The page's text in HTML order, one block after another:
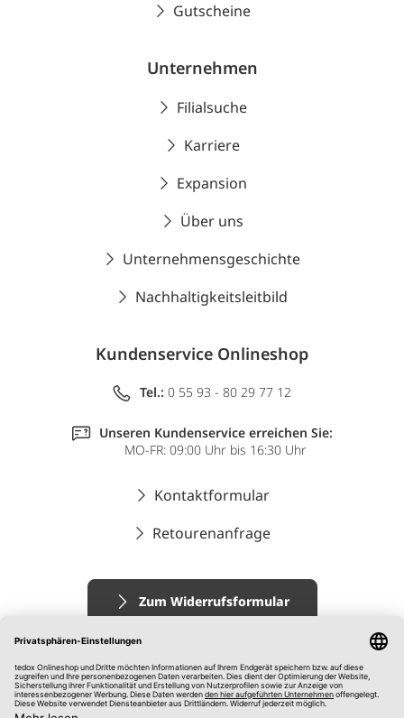
Gutscheine
Unternehmen
Filialsuche
Karriere
Expansion
Über uns
Unternehmensgeschichte
Nachhaltigkeitsleitbild
Kundenservice Onlineshop
Tel.: 0 55 93 - 80 29 77 12
Unseren Kundenservice erreichen Sie:
MO-FR: 09:00 Uhr bis 16:30 Uhr
Kontaktformular
Retourenanfrage
Zum Widerrufsformular
Impressum
AGB